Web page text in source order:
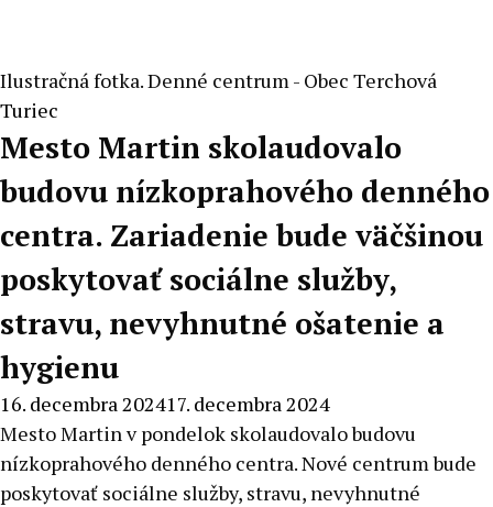
Ilustračná fotka. Denné centrum - Obec Terchová
Turiec
Mesto Martin skolaudovalo
budovu nízkoprahového denného
centra. Zariadenie bude väčšinou
poskytovať sociálne služby,
stravu, nevyhnutné ošatenie a
hygienu
16. decembra 202417. decembra 2024
Mesto Martin v pondelok skolaudovalo budovu
nízkoprahového denného centra. Nové centrum bude
poskytovať sociálne služby, stravu, nevyhnutné